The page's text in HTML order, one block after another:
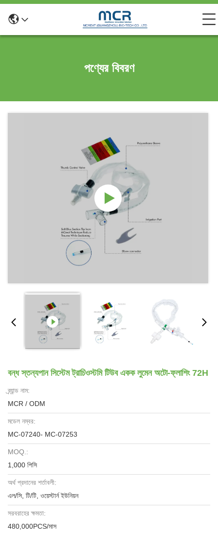
পণ্যের বিবরণ
বন্ধ স্তন্যপান সিস্টেম ট্রাচিওস্টমি টিউব একক লুমেন অটো-ফ্লাশিং 72H
ব্র্যান্ড নাম:
MCR / ODM
মডেল নম্বর:
MC-07240- MC-07253
MOQ.:
1,000 পিসি
অর্থ প্রদানের শর্তাবলী:
এল/সি, টি/টি, ওয়েস্টার্ন ইউনিয়ন
সরবরাহের ক্ষমতা:
480,000PCS/মাস